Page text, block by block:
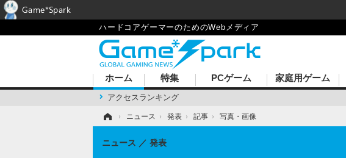
ハードコアゲーマーのためのWebメディア
ホーム
アクセスランキング
特集 PCゲーム 家庭用ゲーム
› ニュース › 発表 › 記事 › 写真・画像
ニュース 発表
Game*Spark